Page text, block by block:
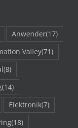
Anwender(17)
Valley(71)
(8)
(14)
Elektronik(7)
(18)